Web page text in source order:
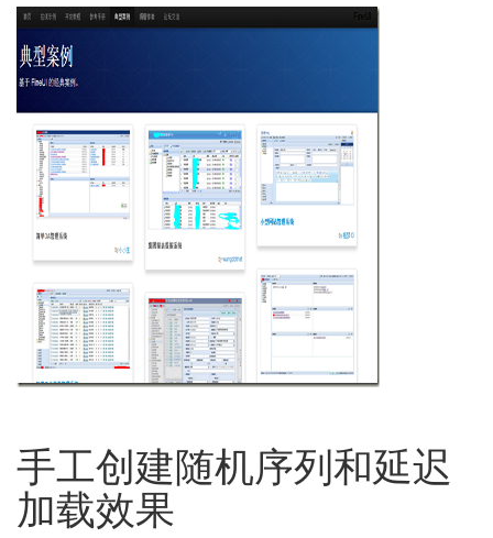
手工创建随机序列和延迟
加载效果